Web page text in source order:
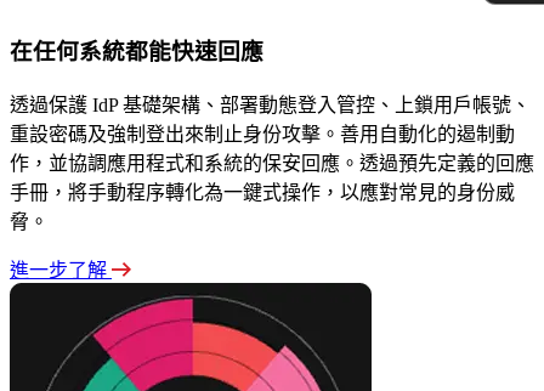
在任何系統都能快速回應
透過保護 IdP 基礎架構、部署動態登入管控、上鎖用戶帳號、
重設密碼及強制登出來制止身份攻擊。善用自動化的遏制動
作，並協調應用程式和系統的保安回應。透過預先定義的回應
手冊，將手動程序轉化為一鍵式操作，以應對常見的身份威
脅。
進一步了解